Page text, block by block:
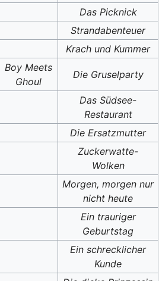
Das Picknick
Strandabenteuer
Krach und Kummer
Boy Meets
Ghoul
Die Gruselparty
Das Südsee-
Restaurant
Die Ersatzmutter
Zuckerwatte-
Wolken
Morgen, morgen nur
nicht heute
Ein trauriger
Geburtstag
Ein schrecklicher
Kunde